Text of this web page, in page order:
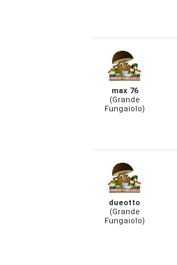
max 76
(Grande
Fungaiolo)
dueotto
(Grande
Fungaiolo)